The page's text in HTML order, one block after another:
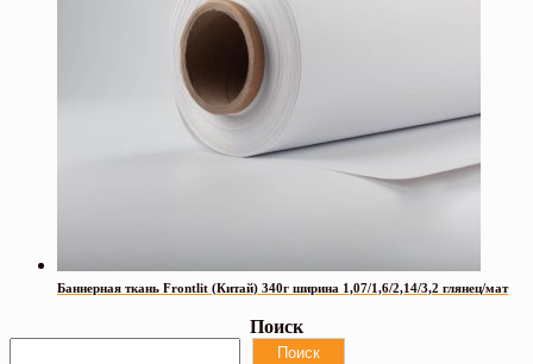
Баннерная ткань Frontlit (Китай) 340г ширина 1,07/1,6/2,14/3,2 глянец/мат
Поиск
Поиск